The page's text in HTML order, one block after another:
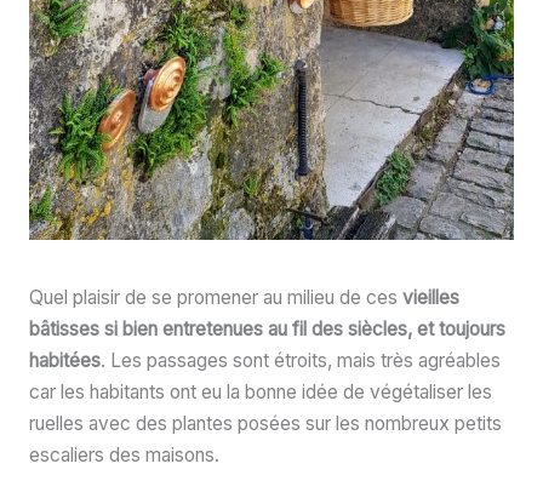
Quel plaisir de se promener au milieu de ces vieilles
bâtisses si bien entretenues au fil des siècles, et toujours
habitées. Les passages sont étroits, mais très agréables
car les habitants ont eu la bonne idée de végétaliser les
ruelles avec des plantes posées sur les nombreux petits
escaliers des maisons.